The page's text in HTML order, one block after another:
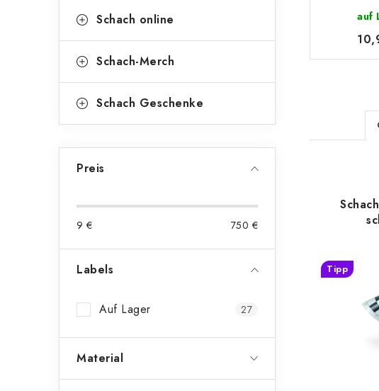
Schach online
Schach-Merch
Schach Geschenke
Preis
9 € 750 €
Labels
Auf Lager 27
Material
auf
r
d
u
s
e Tipp